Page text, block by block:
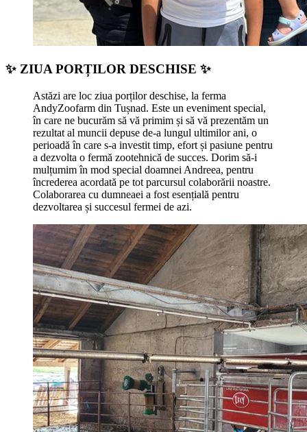
✨ ZIUA PORȚILOR DESCHISE ✨
Astăzi are loc ziua porților deschise, la ferma
AndyZoofarm din Tușnad. Este un eveniment special,
în care ne bucurăm să vă primim și să vă prezentăm un
rezultat al muncii depuse de-a lungul ultimilor ani, o
perioadă în care s-a investit timp, efort și pasiune pentru
a dezvolta o fermă zootehnică de succes. Dorim să-i
mulțumim în mod special doamnei Andreea, pentru
încrederea acordată pe tot parcursul colaborării noastre.
Colaborarea cu dumneaei a fost esențială pentru
dezvoltarea și succesul fermei de azi.